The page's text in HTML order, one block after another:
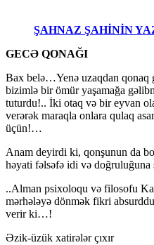
ŞAHNAZ ŞAHİNİN
GECƏ QONAĞI
Bax belə…Yenə uzaqdan qonaq
bizimlə bir ömür yaşamağa
tuturdu!.. İki otaq və bir eyvan
verərək maraqla onlara qulaq
üçün!…
Anam deyirdi ki, qonşunun da
həyati fəlsəfə idi və doğruluğuna
..Alman psixoloqu və filosofu
mərhələyə dönmək fikri
verir ki…!
Əzik-üzük xatirələr çıxır